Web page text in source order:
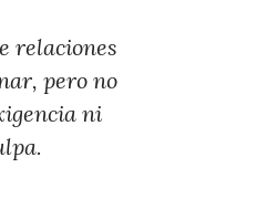
relaciones
pero no
ni